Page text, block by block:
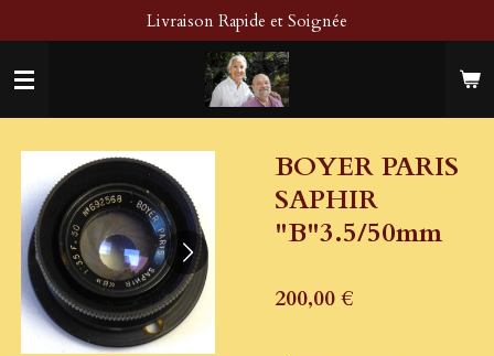
au
contenu
principal
Livraison Rapide et Soignée
BOYER PARIS
SAPHIR
"B"3.5/50mm
200,00 €